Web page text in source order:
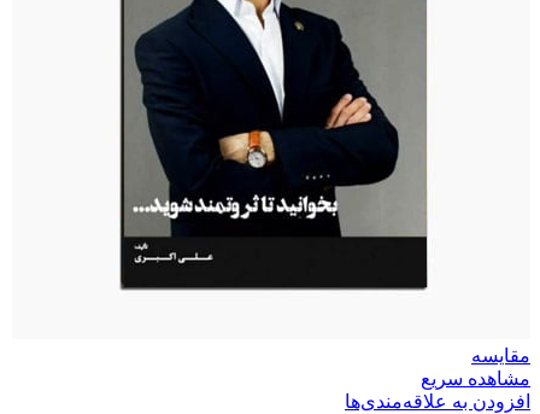
مقایسه
مشاهده سریع
افزودن به علاقه‌مندی‌ها